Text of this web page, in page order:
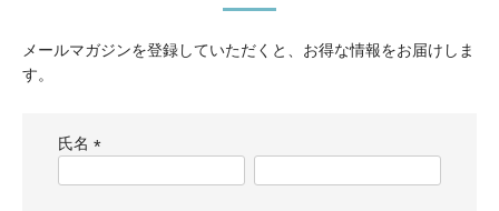
メールマガジンを登録していただくと、お得な情報をお届けしま
す。
氏名